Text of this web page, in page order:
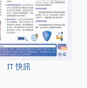
IT 快訊